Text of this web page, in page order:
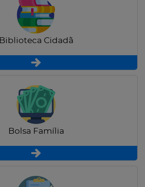
Biblioteca Cidadã
Bolsa Família